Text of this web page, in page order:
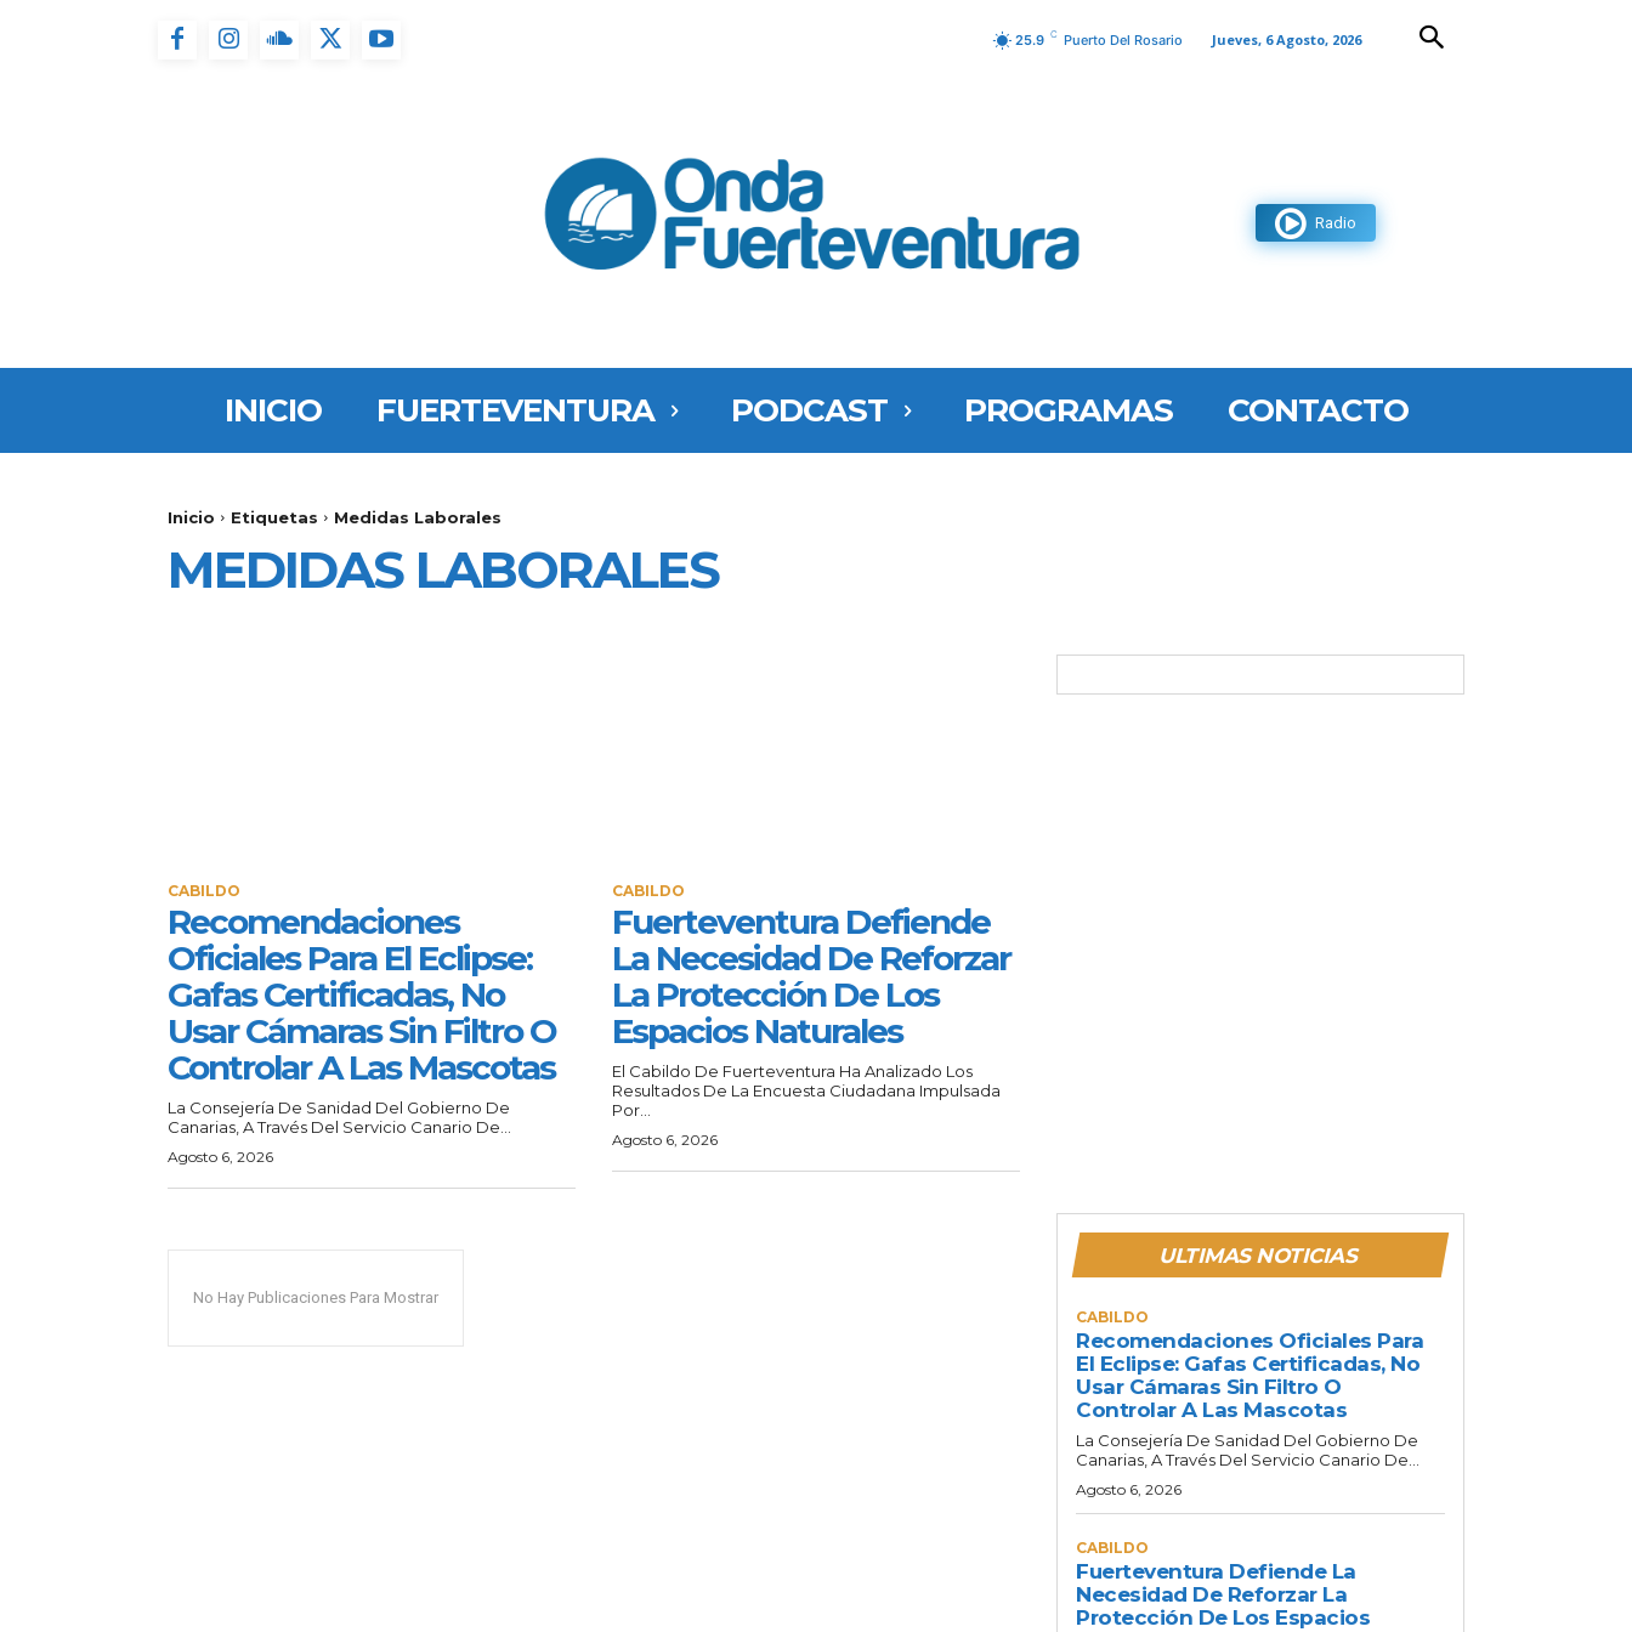
25.9 C Puerto Del Rosario Jueves, 6 Agosto, 2026
Radio
INICIO FUERTEVENTURA PODCAST PROGRAMAS CONTACTO
Inicio Etiquetas Medidas Laborales
MEDIDAS LABORALES
CABILDO
Recomendaciones
Oficiales Para El Eclipse:
Gafas Certificadas, No
Usar Cámaras Sin Filtro O
Controlar A Las Mascotas
La Consejería De Sanidad Del Gobierno De
Canarias, A Través Del Servicio Canario De...
Agosto 6, 2026
CABILDO
Fuerteventura Defiende
La Necesidad De Reforzar
La Protección De Los
Espacios Naturales
El Cabildo De Fuerteventura Ha Analizado Los
Resultados De La Encuesta Ciudadana Impulsada
Por...
Agosto 6, 2026
No Hay Publicaciones Para Mostrar
ULTIMAS NOTICIAS
CABILDO
Recomendaciones Oficiales Para
El Eclipse: Gafas Certificadas, No
Usar Cámaras Sin Filtro O
Controlar A Las Mascotas
La Consejería De Sanidad Del Gobierno De
Canarias, A Través Del Servicio Canario De...
Agosto 6, 2026
CABILDO
Fuerteventura Defiende La
Necesidad De Reforzar La
Protección De Los Espacios